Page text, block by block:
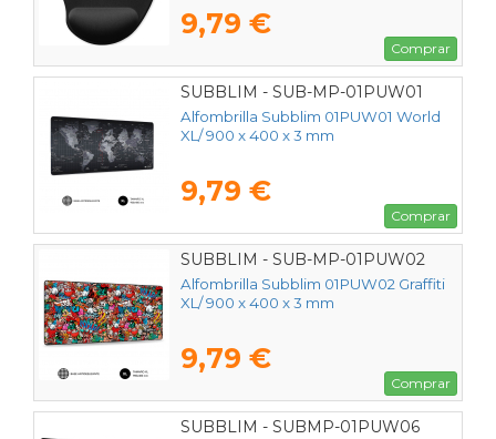
9,79 €
Comprar
SUBBLIM - SUB-MP-01PUW01
Alfombrilla Subblim 01PUW01 World
XL/ 900 x 400 x 3 mm
9,79 €
Comprar
SUBBLIM - SUB-MP-01PUW02
Alfombrilla Subblim 01PUW02 Graffiti
XL/ 900 x 400 x 3 mm
9,79 €
Comprar
SUBBLIM - SUBMP-01PUW06